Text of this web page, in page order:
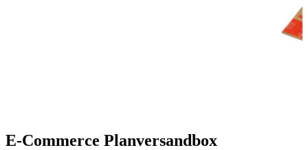
E-Commerce Planversandbox